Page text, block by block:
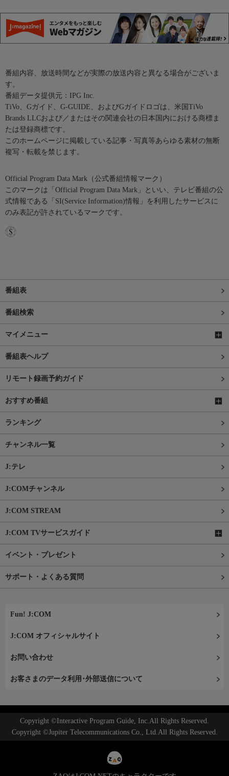
番組内容、放送時間などが実際の放送内容と異なる場合がございま
す。
番組データ提供元：IPG Inc.
TiVo、Gガイド、G-GUIDE、およびGガイドロゴは、米国TiVo
Brands LLCおよび／またはその関連会社の日本国内における商標ま
たは登録商標です。
このホームページに掲載している記事・写真等あらゆる素材の無断
複写・転載を禁じます。
Official Program Data Mark（公式番組情報マーク）
このマークは「Official Program Data Mark」といい、テレビ番組の公
式情報である「SI(Service Information)情報」を利用したサービスに
のみ表記が許されているマークです。
番組表
番組検索
マイメニュー
番組表ヘルプ
リモート録画予約ガイド
おすすめ番組
ランキング
チャンネル一覧
J:テレ
J:COMチャンネル
J:COM STREAM
J:COM TVサービスガイド
イベント・プレゼント
サポート・よくある質問
Fun! J:COM
J:COM オフィシャルサイト
お問い合わせ
お客さまのデータ利用･外部送信について
Copyright ©Interactive Program Guide, Inc.All Rights Reserved.
Copyright ©Jupiter Telecommunications Co., Ltd.All Rights Reserved.